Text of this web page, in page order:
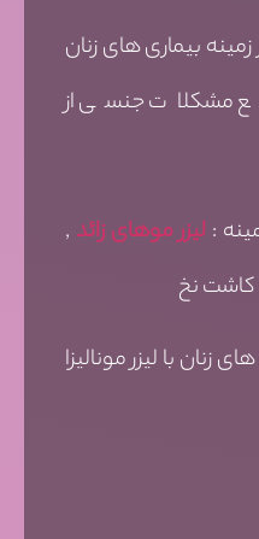
موفق از سال 74 در زمینه بیماری های زنان
مشکلات جنسی از
لیزر موهای زائد ,
کاشت نخ
زنان با لیزر مونالیزا